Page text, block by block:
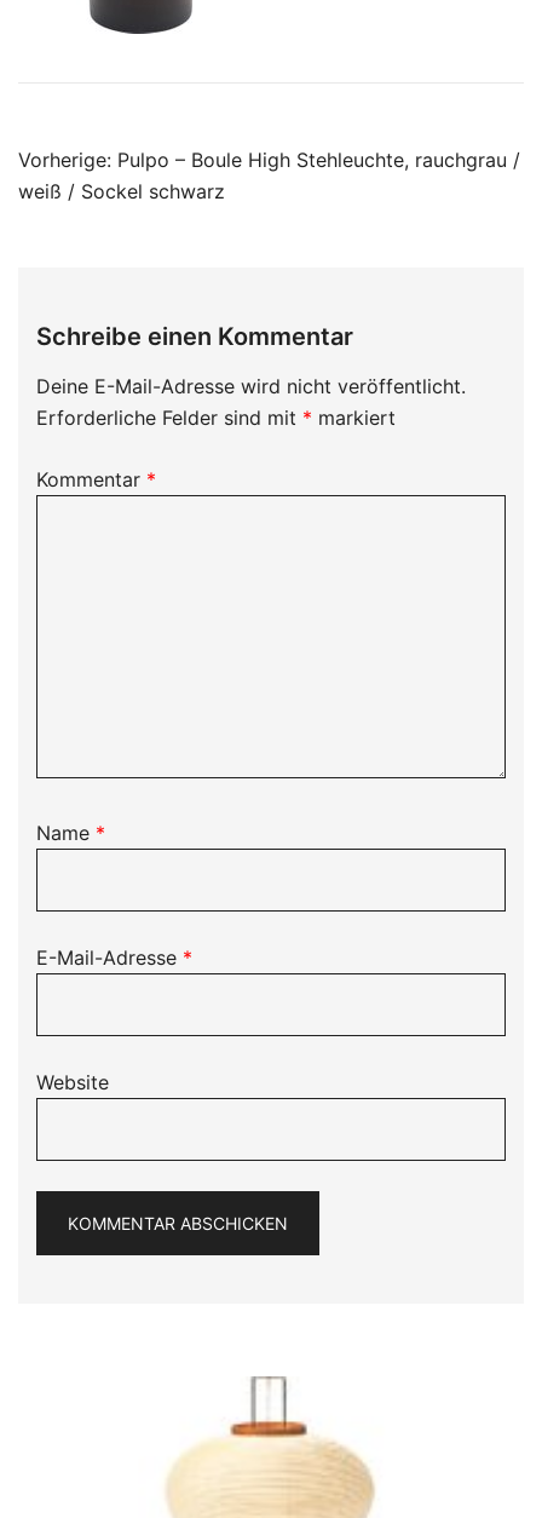
Beitragsnavigation
Vorherige: Pulpo – Boule High Stehleuchte, rauchgrau /
weiß / Sockel schwarz
Schreibe einen Kommentar
Deine E-Mail-Adresse wird nicht veröffentlicht.
Erforderliche Felder sind mit * markiert
Kommentar *
Name *
E-Mail-Adresse *
Website